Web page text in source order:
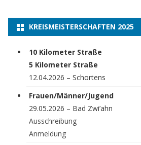
KREISMEISTERSCHAFTEN 2025
10 Kilometer Straße
5 Kilometer Straße
12.04.2026 – Schortens
Frauen/Männer/Jugend
29.05.2026 – Bad Zwi’ahn
Ausschreibung
Anmeldung